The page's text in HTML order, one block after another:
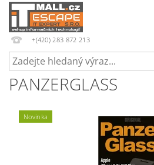
+(420) 283 872 213
PANZERGLASS
Novinka